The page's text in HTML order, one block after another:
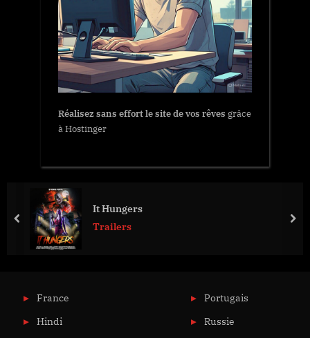
Réalisez sans effort le site de vos rêves grâce
à Hostinger
It Hungers
Trailers
prev
France
Hindi
Portugais
Russie